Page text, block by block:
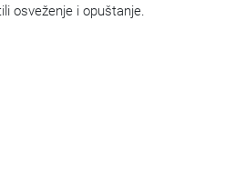
osveženje i opuštanje.